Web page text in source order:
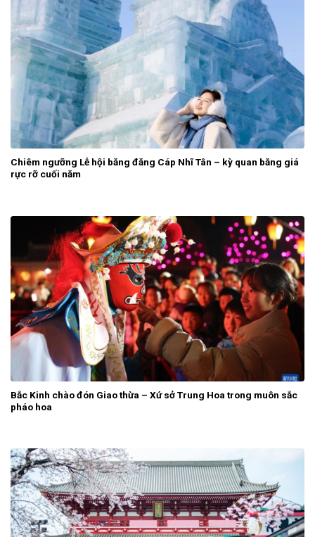
Chiêm ngưỡng Lễ hội băng đăng Cáp Nhĩ Tân – kỳ quan băng giá
rực rỡ cuối năm
Bắc Kinh chào đón Giao thừa – Xứ sở Trung Hoa trong muôn sắc
pháo hoa